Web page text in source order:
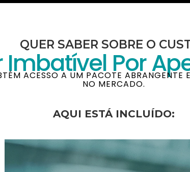
QUER SABER SOBRE O
Imbatível Por
ACESSO A UM PACOTE ABRANGENTE
NO MERCADO.
AQUI ESTÁ INCLUÍDO: